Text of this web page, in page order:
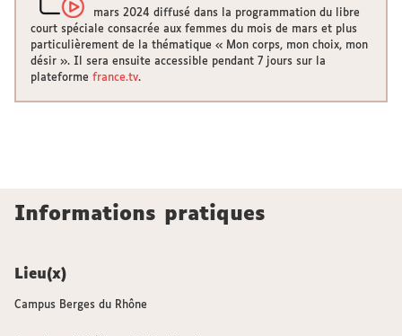
mars 2024 diffusé dans la programmation du libre
court spéciale consacrée aux femmes du mois de mars et plus
particulièrement de la thématique « Mon corps, mon choix, mon
désir ». Il sera ensuite accessible pendant 7 jours sur la
plateforme france.tv.
Informations pratiques
Lieu(x)
Campus Berges du Rhône